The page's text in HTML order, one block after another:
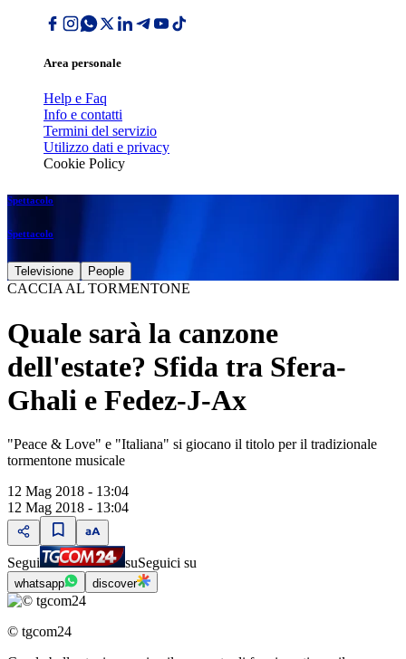
Area personale
Help e Faq
Info e contatti
Termini del servizio
Utilizzo dati e privacy
Cookie Policy
Spettacolo
Spettacolo
Televisione People
CACCIA AL TORMENTONE
Quale sarà la canzone
dell'estate? Sfida tra Sfera-
Ghali e Fedez-J-Ax
"Peace & Love" e "Italiana" si giocano il titolo per il tradizionale
tormentone musicale
12 Mag 2018 - 13:04
12 Mag 2018 - 13:04
Segui suSeguici su
whatsapp discover
© tgcom24